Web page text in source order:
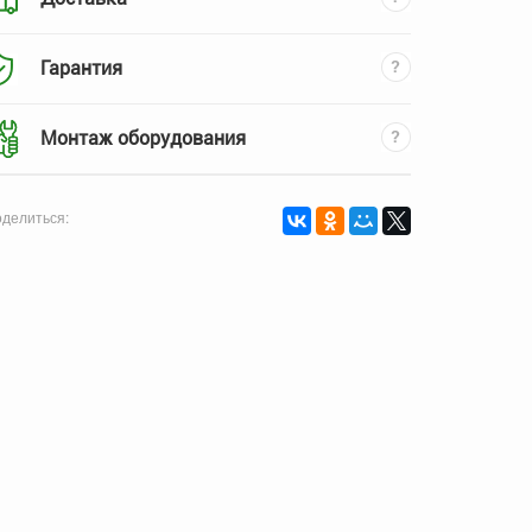
Гарантия
Монтаж оборудования